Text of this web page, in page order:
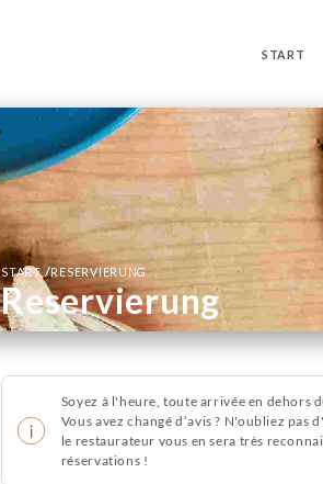
START
START/RESERVIERUNG
Reservierung